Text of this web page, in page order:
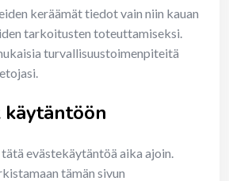
keräämät tiedot vain niin kauan
tarkoitusten toteuttamiseksi.
turvallisuustoimenpiteitä
käytäntöön
evästekäytäntöä aika ajoin.
tämän sivun